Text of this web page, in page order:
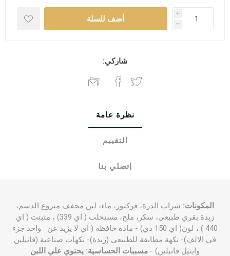
i
h
شاركي:
نظرة عامة
التقييم
إتصلي بنا
المكونات: شراب الذرة، فركتوز، ماء، لبن مجفف منزوع الدسم،
زبدة بقري طبيعى، سكر، ملح، مستحلب ( اي 339) ، مثبتت ( اي
440 ) ، لون( اي 150 دي) - مادة حافظة ( اي لا يزيد عن واحد جزء
في الالف)- نكهة مطابقة للطبيعى (زبدة)- نكهات صناعية (فانيلين
وايثيل فانيلين) - مسببات الحساسية: يحتوي علي اللبن